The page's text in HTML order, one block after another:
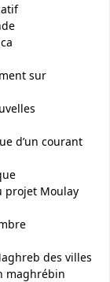
sur
d’un courant
projet Moulay
des villes
maghrébin